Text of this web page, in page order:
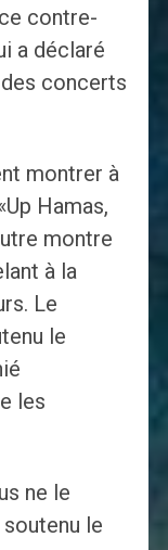
contre-
a déclaré
concerts
montrer à
Hamas,
montre
à la
Le
le
les
ne le
le